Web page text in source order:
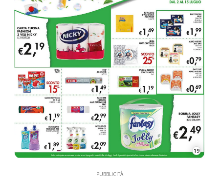
19
PUBBLICITÀ